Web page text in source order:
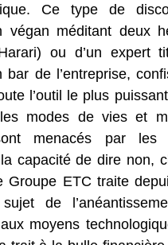
Ce type de
végan méditant deux
ou d’un expert
bar de l’entreprise,
l’outil le plus
modes de vies et
menacés par les
capacité de dire non,
Groupe ETC traite
de
moyens